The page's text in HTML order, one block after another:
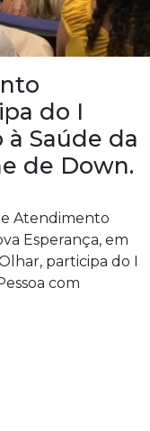
do I
Saúde da
de Down.
Atendimento
Esperança, em
participa do I
com